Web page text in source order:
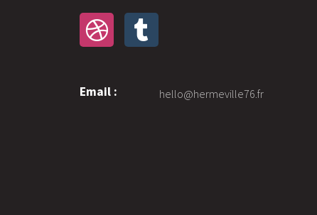
Email : hello@hermeville76.fr